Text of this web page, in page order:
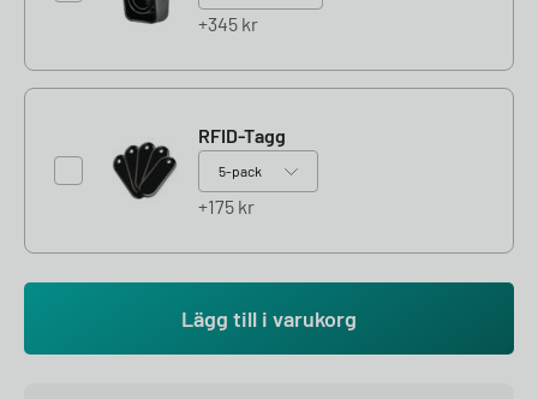
345 kr
RFID-Tagg
175 kr
Lägg till i varukorg